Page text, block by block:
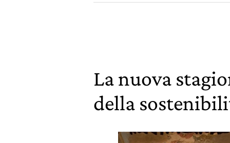
La nuova
della